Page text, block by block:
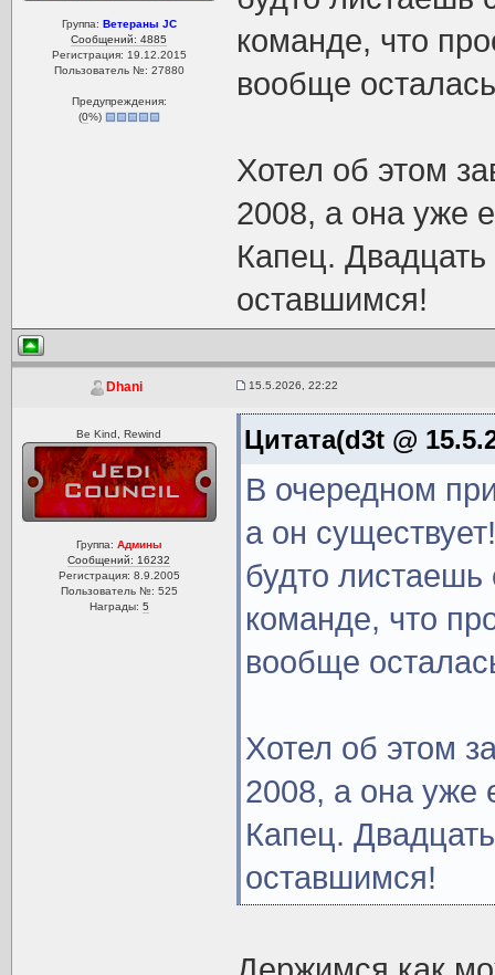
Группа: Ветераны JC
Сообщений: 4885
Регистрация: 19.12.2015
Пользователь №: 27880
Предупреждения:
(0%)
команде, что
вообще
Хотел об этом
2008, а она уже
Капец.
оставшимся!
Dhani 15.5.2026, 22:22
Be Kind, Rewind
Группа: Админы
Сообщений: 16232
Регистрация: 8.9.2005
Пользователь №: 525
Награды: 5
Цитата(d3t @
В очередном
а он
будто
команде, что
вообще
Хотел об этом
2008, а она уже
Капец.
оставшимся!